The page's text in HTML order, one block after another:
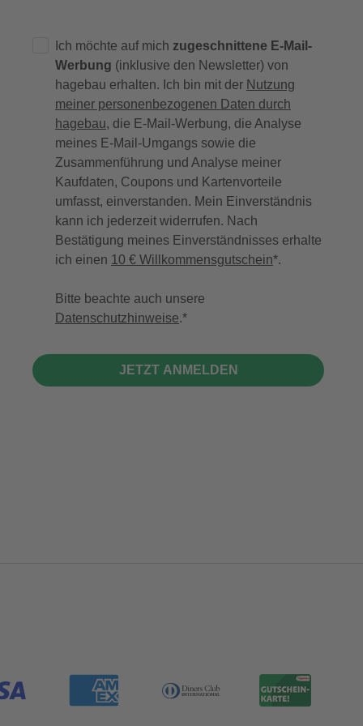
Ich möchte auf mich zugeschnittene E-Mail-
Werbung (inklusive den Newsletter) von
hagebau erhalten. Ich bin mit der Nutzung
meiner personenbezogenen Daten durch
hagebau, die E-Mail-Werbung, die Analyse
meines E-Mail-Umgangs sowie die
Zusammenführung und Analyse meiner
Kaufdaten, Coupons und Kartenvorteile
umfasst, einverstanden. Mein Einverständnis
kann ich jederzeit widerrufen. Nach
Bestätigung meines Einverständnisses erhalte
ich einen 10 € Willkommensgutschein*.
Bitte beachte auch unsere
Datenschutzhinweise.
JETZT ANMELDEN